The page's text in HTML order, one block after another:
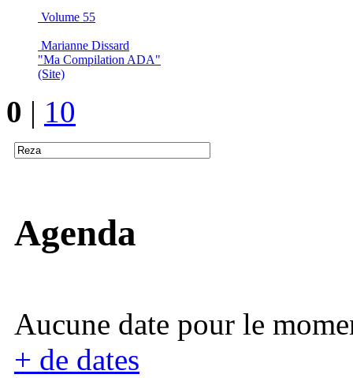
Volume 55
Marianne Dissard
"Ma Compilation ADA"
(Site)
0 | 10
Agenda
Aucune date pour le
+ de dates